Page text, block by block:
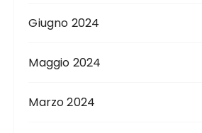
Giugno 2024
Maggio 2024
Marzo 2024